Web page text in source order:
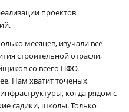
проектов
месяцев, изучали все
строительной отрасли,
со всего ПФО.
Нам хватит точеных
когда рядом с
садики, школы. Только